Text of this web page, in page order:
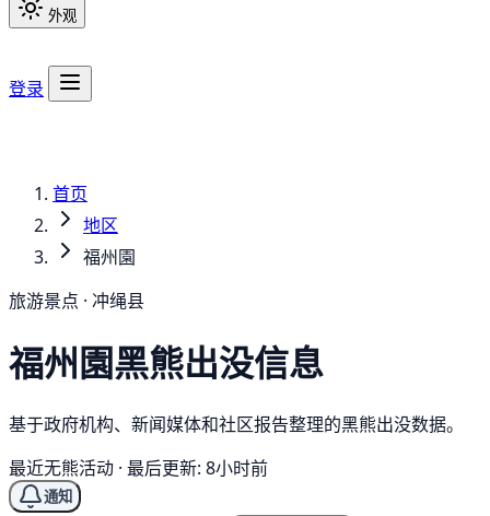
外观
登录
首页
地区
福州園
旅游景点 · 冲绳县
福州園黑熊出没信息
基于政府机构、新闻媒体和社区报告整理的黑熊出没数据。
最近无熊活动 · 最后更新: 8小时前
通知